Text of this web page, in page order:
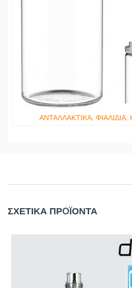
ΑΝΤΑΛΛΑΚΤΙΚΑ, ΦΙΑΛΙΔΙΑ,
ΣΧΕΤΙΚΑ ΠΡOΪΟΝΤΑ